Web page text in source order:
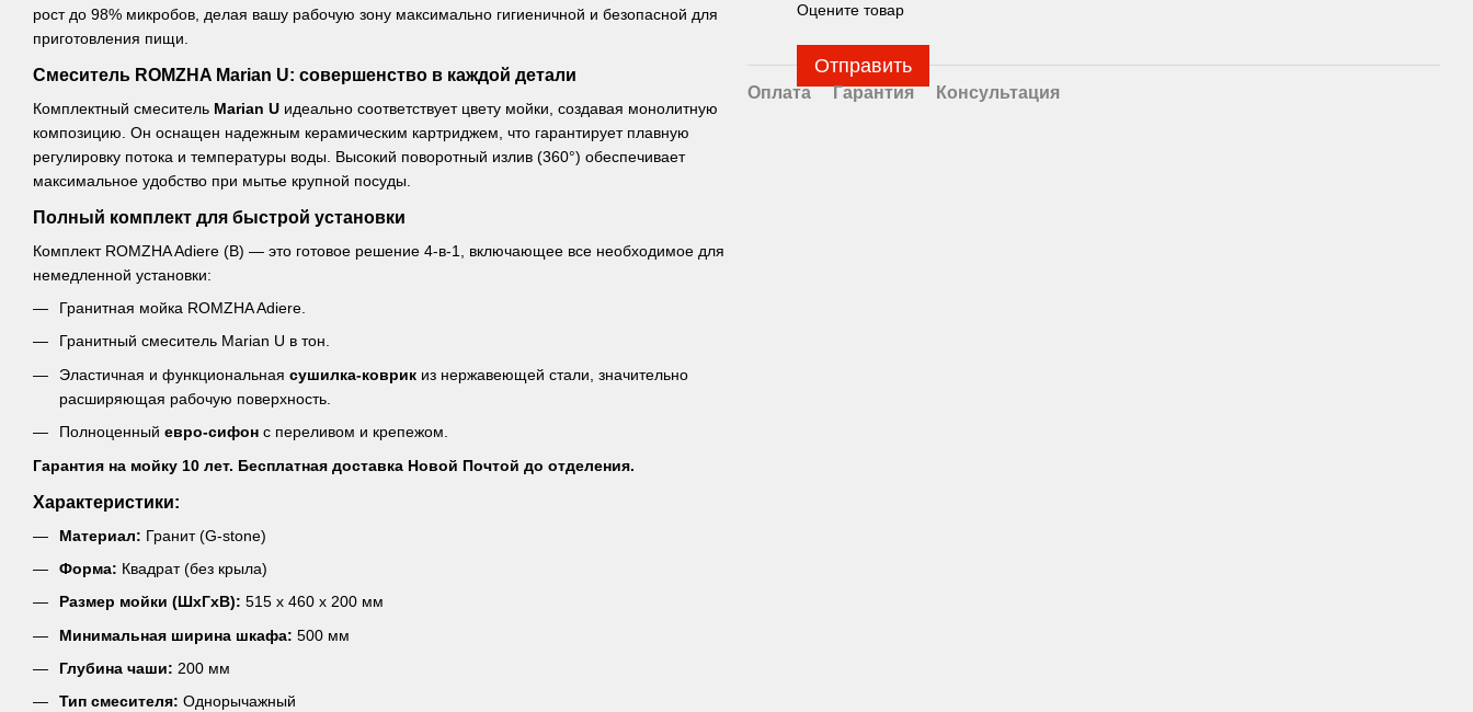
рост до 98% микробов, делая вашу рабочую зону максимально гигиеничной и безопасной для
приготовления пищи.
Смеситель ROMZHA Marian U: совершенство в каждой детали
Комплектный смеситель Marian U идеально соответствует цвету мойки, создавая монолитную
композицию. Он оснащен надежным керамическим картриджем, что гарантирует плавную
регулировку потока и температуры воды. Высокий поворотный излив (360°) обеспечивает
максимальное удобство при мытье крупной посуды.
Полный комплект для быстрой установки
Комплект ROMZHA Adiere (B) — это готовое решение 4-в-1, включающее все необходимое для
немедленной установки:
Гранитная мойка ROMZHA Adiere.
Гранитный смеситель Marian U в тон.
Эластичная и функциональная сушилка-коврик из нержавеющей стали, значительно
расширяющая рабочую поверхность.
Полноценный евро-сифон с переливом и крепежом.
Гарантия на мойку 10 лет. Бесплатная доставка Новой Почтой до отделения.
Характеристики:
Материал: Гранит (G-stone)
Форма: Квадрат (без крыла)
Размер мойки (ШхГхВ): 515 х 460 х 200 мм
Минимальная ширина шкафа: 500 мм
Глубина чаши: 200 мм
Тип смесителя: Однорычажный
Оцените товар
Отправить
Оплата Гарантия Консультация